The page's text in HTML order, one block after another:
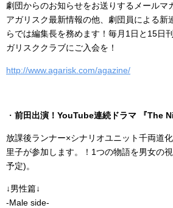
劇団からのお知らせをお送りするメールマ
アガリスク最新情報の他、劇団員による新
らでは編集長を務めます！毎月1日と15日
ガリスククラブにご入会を！
http://www.agarisk.com/agazine/
・ 前田出演！YouTube連続ドラマ 『The
放課後ランナー×シナリオユニット千両道
里子が参加します。！1つの物語を男女の
予定)。
↓男性篇↓
-Male side-